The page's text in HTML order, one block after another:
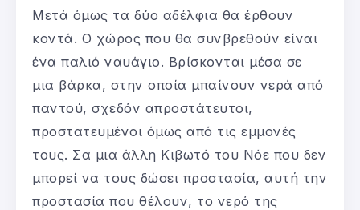
Μετά όμως τα δύο αδέλφια θα έρθουν
κοντά. Ο χώρος που θα συνβρεθούν είναι
ένα παλιό ναυάγιο. Βρίσκονται μέσα σε
μια βάρκα, στην οποία μπαίνουν νερά από
παντού, σχεδόν απροστάτευτοι,
προστατευμένοι όμως από τις εμμονές
τους. Σα μια άλλη Κιβωτό του Νόε που δεν
μπορεί να τους δώσει προστασία, αυτή την
προστασία που θέλουν, το νερό της